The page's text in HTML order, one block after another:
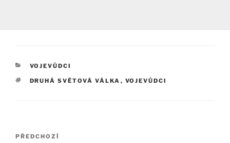
RUBRIKY
VOJEVŮDCI
ŠTÍTKY
DRUHÁ SVĚTOVÁ VÁLKA , VOJEVŮDCI
Navigace
Předchozí
PŘEDCHOZÍ